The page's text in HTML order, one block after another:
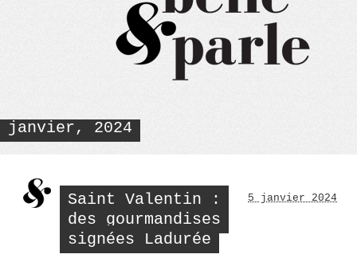
janvier, 2024
Saint Valentin :
des gourmandises
signées Ladurée
5 janvier 2024